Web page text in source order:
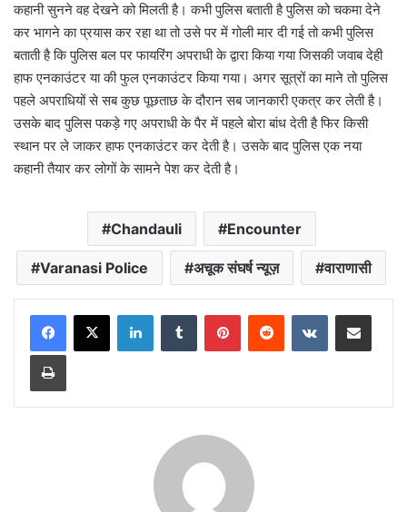
कहानी सुनने वह देखने को मिलती है। कभी पुलिस बताती है पुलिस को चकमा देने
कर भागने का प्रयास कर रहा था तो उसे पर में गोली मार दी गई तो कभी पुलिस
बताती है कि पुलिस बल पर फायरिंग अपराधी के द्वारा किया गया जिसकी जवाब देही
हाफ एनकाउंटर या की फुल एनकाउंटर किया गया। अगर सूत्रों का माने तो पुलिस
पहले अपराधियों से सब कुछ पूछताछ के दौरान सब जानकारी एकत्र कर लेती है।
उसके बाद पुलिस पकड़े गए अपराधी के पैर में पहले बोरा बांध देती है फिर किसी
स्थान पर ले जाकर हाफ एनकाउंटर कर देती है। उसके बाद पुलिस एक नया
कहानी तैयार कर लोगों के सामने पेश कर देती है।
Chandauli Encounter
Varanasi Police अचूक संघर्ष न्यूज़ वाराणासी
LinkedInTumblr PinterestReddit VKontakteShare via Email
Print